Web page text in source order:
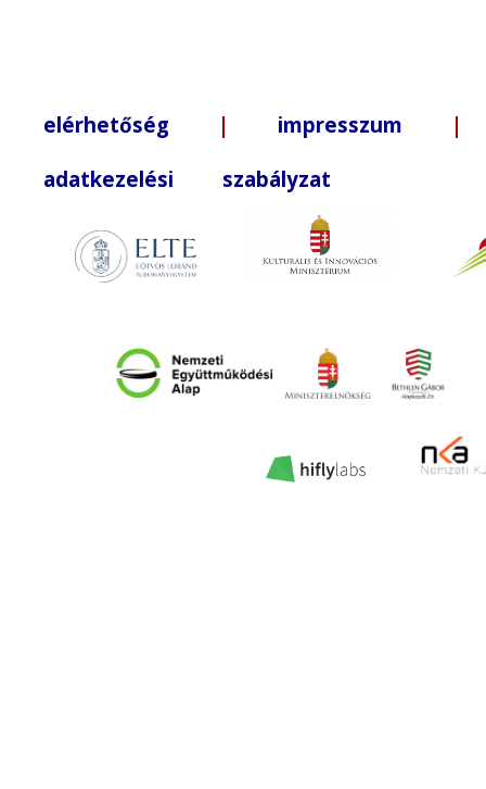
elérhetőség | impresszum |
adatkezelési szabályzat